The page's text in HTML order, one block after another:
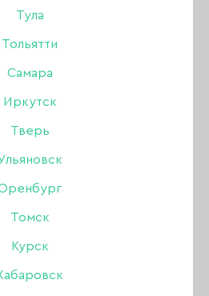
Тула
Тольятти
Самара
Иркутск
Тверь
Томск
Курск
гель.